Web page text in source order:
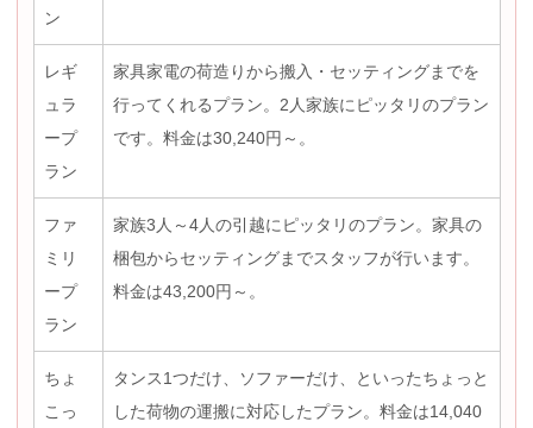
ン
レギ
ュラ
ープ
ラン
家具家電の荷造りから搬入・セッティングまでを
行ってくれるプラン。2人家族にピッタリのプラン
です。料金は30,240円～。
ファ
ミリ
ープ
ラン
家族3人～4人の引越にピッタリのプラン。家具の
梱包からセッティングまでスタッフが行います。
料金は43,200円～。
ちょ
こっ
タンス1つだけ、ソファーだけ、といったちょっと
した荷物の運搬に対応したプラン。料金は14,040